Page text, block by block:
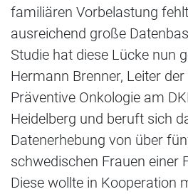
familiären Vorbelastung
ausreichend große
Studie hat diese Lücke nun
Hermann Brenner, Leiter
Präventive Onkologie am
Heidelberg und beruft sich
Datenerhebung von über
schwedischen Frauen einer
Diese wollte in Kooperation